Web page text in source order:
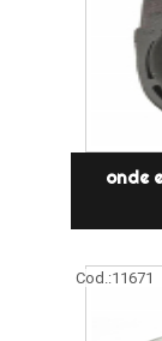
onde
Cod.:11671